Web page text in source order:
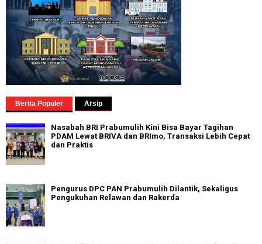
Berita Populer Arsip
Nasabah BRI Prabumulih Kini Bisa Bayar Tagihan
PDAM Lewat BRIVA dan BRImo, Transaksi Lebih Cepat
dan Praktis
Pengurus DPC PAN Prabumulih Dilantik, Sekaligus
Pengukuhan Relawan dan Rakerda